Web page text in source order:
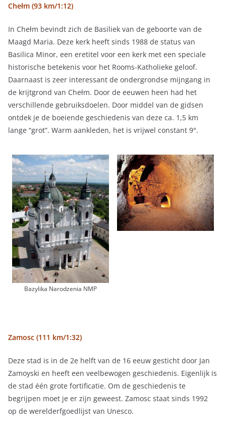
Chełm (93 km/1:12)
In Chełm bevindt zich de Basiliek van de geboorte van de
Maagd Maria. Deze kerk heeft sinds 1988 de status van
Basilica Minor, een eretitel voor een kerk met een speciale
historische betekenis voor het Rooms-Katholieke geloof.
Daarnaast is zeer interessant de ondergrondse mijngang in
de krijtgrond van Chełm. Door de eeuwen heen had het
verschillende gebruiksdoelen. Door middel van de gidsen
ontdek je de boeiende geschiedenis van deze ca. 1,5 km
lange “grot”. Warm aankleden, het is vrijwel constant 9°.
Bazylika Narodzenia NMP
Zamosc (111 km/1:32)
Deze stad is in de 2e helft van de 16 eeuw gesticht door Jan
Zamoyski en heeft een veelbewogen geschiedenis. Eigenlijk is
de stad één grote fortificatie. Om de geschiedenis te
begrijpen moet je er zijn geweest. Zamosc staat sinds 1992
op de werelderfgoedlijst van Unesco.